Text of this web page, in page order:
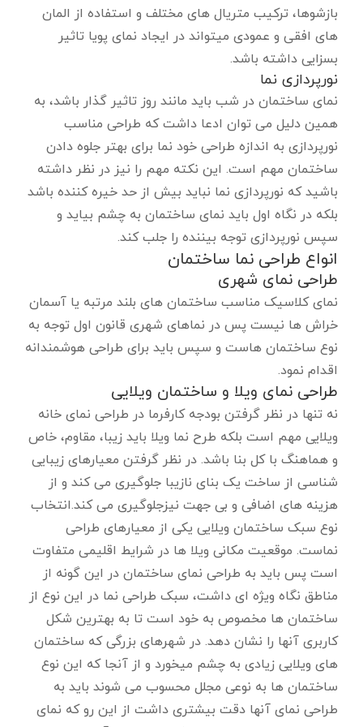
بازشوها، ترکیب متریال های مختلف و استفاده از المان
های افقی و عمودی میتواند در ایجاد نمای پویا تاثیر
بسزایی داشته باشد.
نورپردازی نما
نمای ساختمان در شب باید مانند روز تاثیر گذار باشد، به
همین دلیل می توان ادعا داشت که طراحی مناسب
نورپردازی به اندازه طراحی خود نما برای بهتر جلوه دادن
ساختمان مهم است. این نکته مهم را نیز در نظر داشته
باشید که نورپردازی نما نباید بیش از حد خیره کننده باشد
بلکه در نگاه اول باید نمای ساختمان به چشم بیاید و
سپس نورپردازی توجه بیننده را جلب کند.
انواع طراحی نما ساختمان
طراحی نمای شهری
نمای کلاسیک مناسب ساختمان های بلند مرتبه یا آسمان
خراش ها نیست پس در نماهای شهری قانون اول توجه به
نوع ساختمان هاست و سپس باید برای طراحی هوشمندانه
اقدام نمود.
طراحی نمای ویلا و ساختمان ویلایی
نه تنها در نظر گرفتن بودجه کارفرما در طراحی نمای خانه
ویلایی مهم است بلکه طرح نما ویلا باید زیبا، مقاوم، خاص
و هماهنگ با کل بنا باشد. در نظر گرفتن معیارهای زیبایی
شناسی از ساخت یک بنای نازیبا جلوگیری می کند و از
هزینه های اضافی و بی جهت نیزجلوگیری می کند.انتخاب
نوع سبک ساختمان ویلایی یکی از معیارهای طراحی
نماست. موقعیت مکانی ویلا ها در شرایط اقلیمی متفاوت
است پس باید به طراحی نمای ساختمان در این گونه از
مناطق نگاه ویژه ای داشت، سبک طراحی نما در این نوع از
ساختمان ها مخصوص به خود است تا به بهترین شکل
کاربری آنها را نشان دهد. در شهرهای بزرگی که ساختمان
های ویلایی زیادی به چشم میخورد و از آنجا که این نوع
ساختمان ها به نوعی مجلل محسوب می شوند باید به
طراحی نمای آنها دقت بیشتری داشت از این رو که نمای